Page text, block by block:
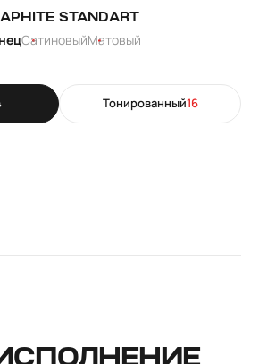
Тонированный16
STANDART
СатиновыйМатовый